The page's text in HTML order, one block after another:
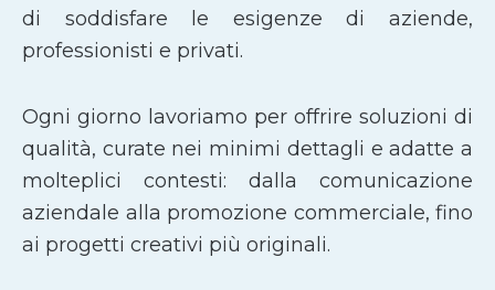
di soddisfare le esigenze di aziende,
professionisti e privati.
Ogni giorno lavoriamo per offrire soluzioni di
qualità, curate nei minimi dettagli e adatte a
molteplici contesti: dalla comunicazione
aziendale alla promozione commerciale, fino
ai progetti creativi più originali.